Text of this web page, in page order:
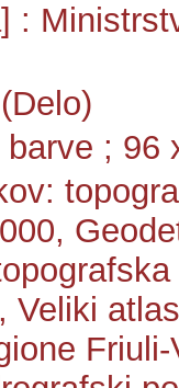
:
; 96
Veliki